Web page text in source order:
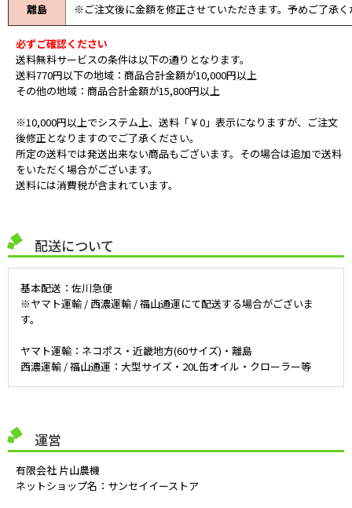
離島 ※ご注文後に金額を修正させていただきます。予めご了承く
必ずご確認ください
送料無料サービスの条件は以下の通りとなります。
送料770円以下の地域：商品合計金額が10,000円以上
その他の地域：商品合計金額が15,800円以上
※10,000円以上でシステム上、送料「￥0」表示になりますが、ご注文
後修正となりますのでご了承ください。
所定の送料では発送出来ない商品もございます。その場合は追加で送料
をいただく場合がございます。
送料には消費税が含まれています。
配送について
基本配送：佐川急便
※ヤマト運輸 / 西濃運輸 / 福山通運にて配送する場合がございま
す。
ヤマト運輸：ネコポス・近畿地方(60サイズ)・離島
西濃運輸 / 福山通運：大型サイズ・20L缶オイル・クローラー等
運営
有限会社 片山農機
ネットショップ名：サンセイイーストア